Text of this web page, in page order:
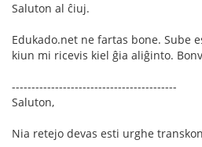
Saluton al ĉiuj.
Edukado.net ne fartas bone. Sube
kiun mi ricevis kiel ĝia aliĝinto.
------------------------------------------
Saluton,
Nia retejo devas esti urghe